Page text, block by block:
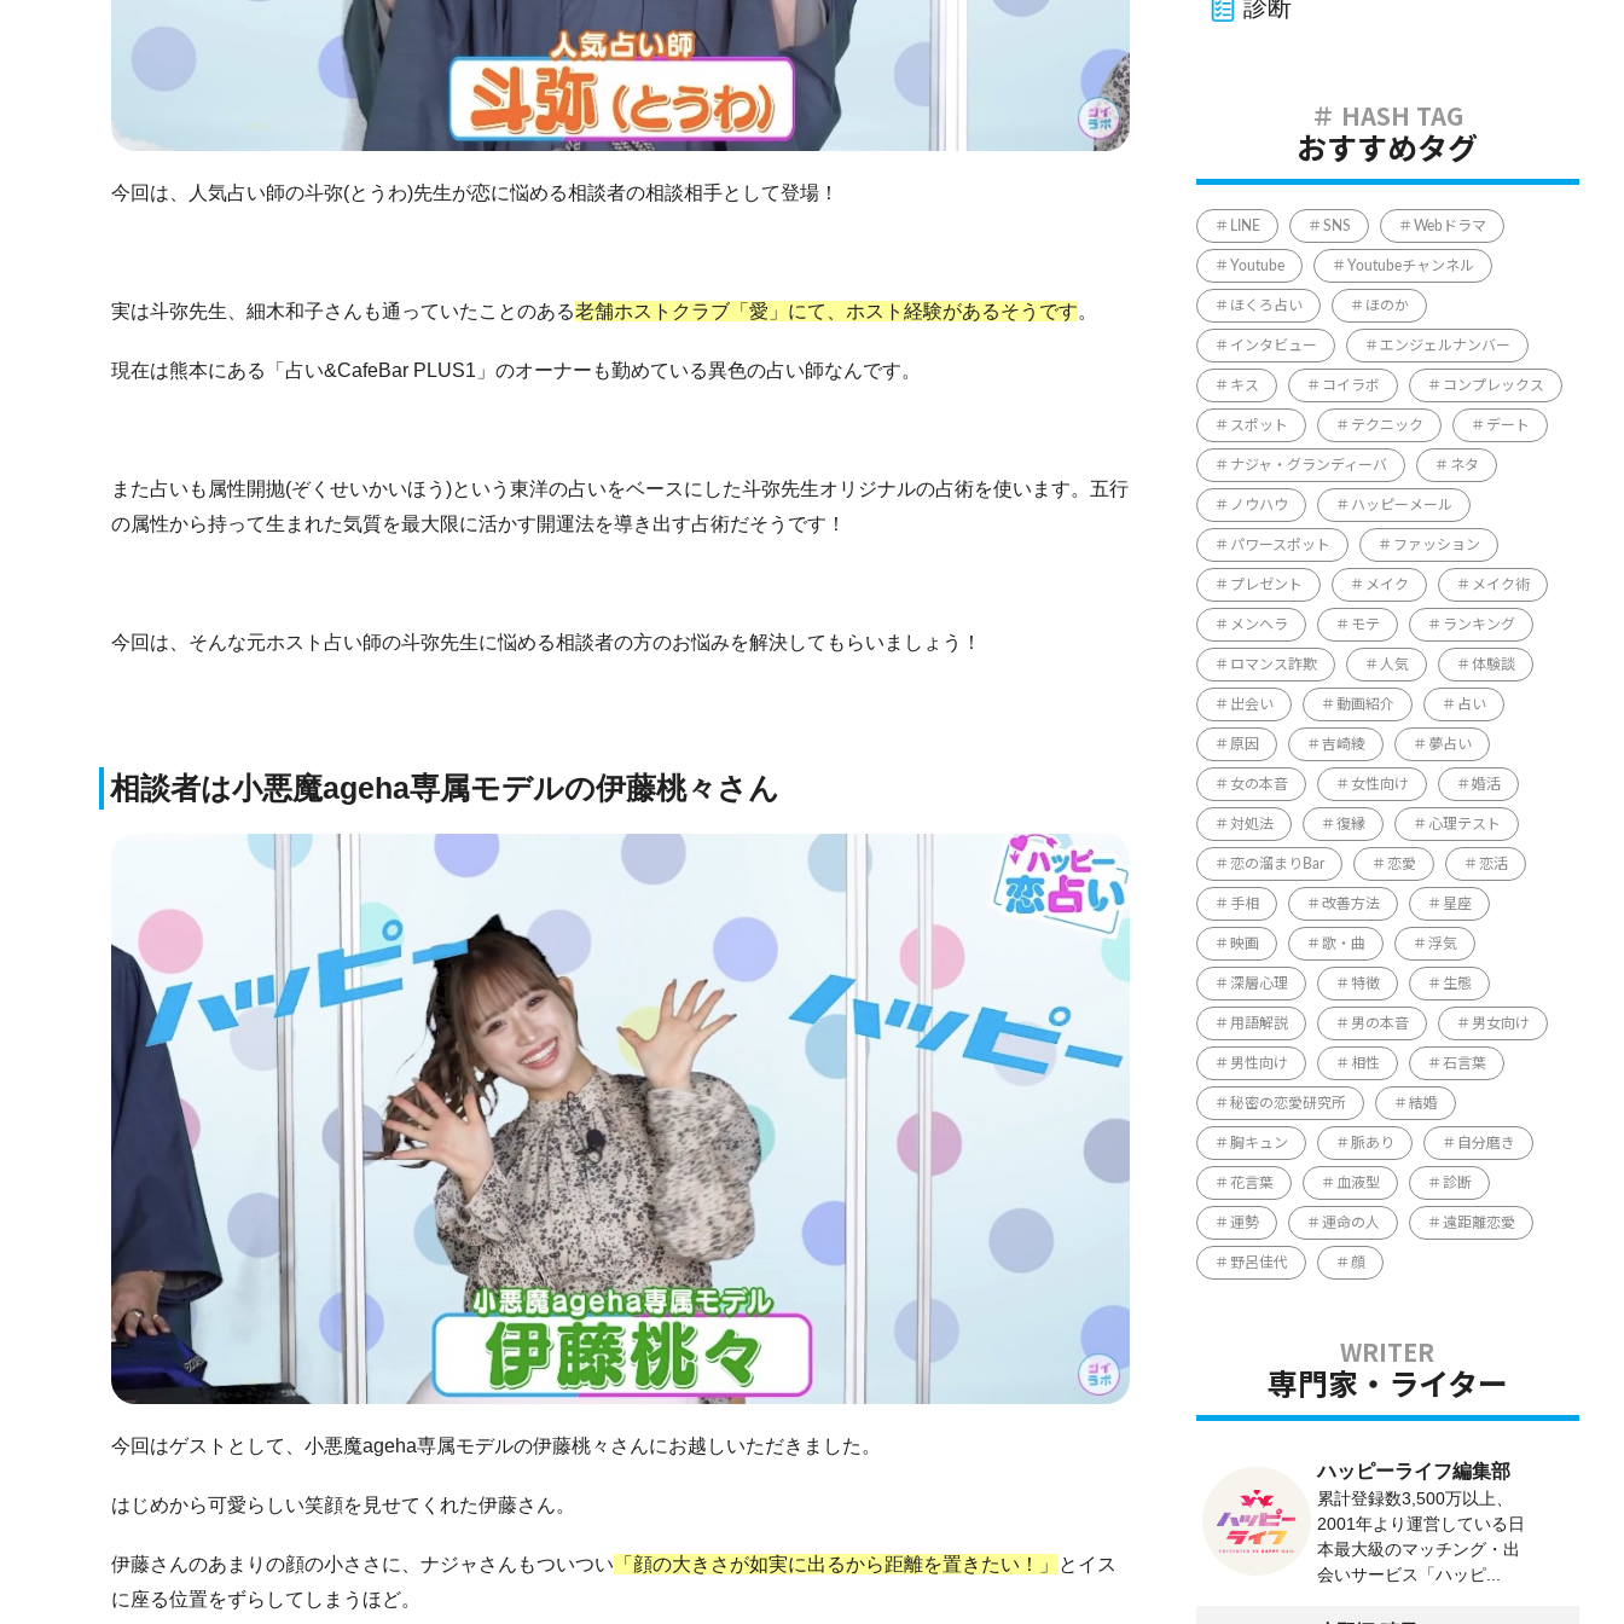
今回は、人気占い師の斗弥(とうわ)先生が恋に悩める相談者の相談相手として登場！
実は斗弥先生、細木和子さんも通っていたことのある老舗ホストクラブ「愛」にて、ホスト経験があるそうです。
現在は熊本にある「占い&CafeBar PLUS1」のオーナーも勤めている異色の占い師なんです。
また占いも属性開抛(ぞくせいかいほう)という東洋の占いをベースにした斗弥先生オリジナルの占術を使います。五行
の属性から持って生まれた気質を最大限に活かす開運法を導き出す占術だそうです！
今回は、そんな元ホスト占い師の斗弥先生に悩める相談者の方のお悩みを解決してもらいましょう！
相談者は小悪魔ageha専属モデルの伊藤桃々さん
今回はゲストとして、小悪魔ageha専属モデルの伊藤桃々さんにお越しいただきました。
はじめから可愛らしい笑顔を見せてくれた伊藤さん。
伊藤さんのあまりの顔の小ささに、ナジャさんもついつい 「顔の大きさが如実に出るから距離を置きたい！」
とイス
に座る位置をずらしてしまうほど。
診断
おすすめタグ
LINE SNS Webドラマ
Youtube Youtubeチャンネル
ほくろ占い ほのか
インタビュー エンジェルナンバー
キス コイラボ コンプレックス
スポット テクニック デート
ナジャ・グランディーバ ネタ
ノウハウ ハッピーメール
パワースポット ファッション
プレゼント メイク メイク術
メンヘラ モテ ランキング
ロマンス詐欺 人気 体験談
出会い 動画紹介 占い
原因 吉崎綾 夢占い
女の本音 女性向け 婚活
対処法 復縁 心理テスト
恋の溜まりBar 恋愛 恋活
手相 改善方法 星座
映画 歌・曲 浮気
深層心理 特徴 生態
用語解説 男の本音 男女向け
男性向け 相性 石言葉
秘密の恋愛研究所 結婚
胸キュン 脈あり 自分磨き
花言葉 血液型 診断
運勢 運命の人 遠距離恋愛
野呂佳代 顔
専門家・ライター
ハッピーライフ編集部
累計登録数3,500万以上、
2001年より運営している日
本最大級のマッチング・出
会いサービス「ハッピ...